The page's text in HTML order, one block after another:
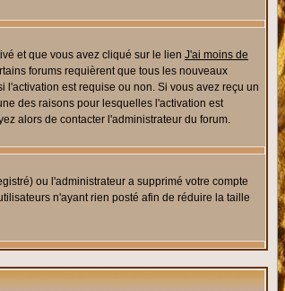
et que vous avez cliqué sur le lien J'ai moins de
forums requièrent que tous les nouveaux
est requise ou non. Si vous avez reçu un
des raisons pour lesquelles l'activation est
alors de contacter l'administrateur du forum.
ou l'administrateur a supprimé votre compte
n'ayant rien posté afin de réduire la taille